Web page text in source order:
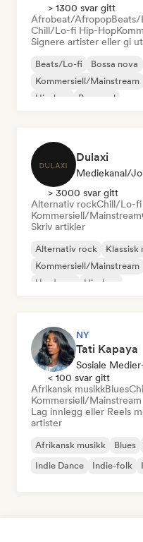
> 1300 svar gitt
Afrobeat/Afropop
Chill/Lo-fi Hip-Hop
Signere artister eller gi
Beats/Lo-fi Bossa nova
Kommersiell/Mainstream
Hip-hop
Pop-soul
Dulaxi
Mediekanal/
> 3000 svar gitt
Alternativ rockChill/Lo-fi
Kommersiell/Mainstream
Skriv artikler
Alternativ rock
Klassisk
Kommersiell/Mainstream
Hardcore
Hip-hop
NY
Tati Kapaya
Sosiale
< 100 svar gitt
Afrikansk musikkBlues
Kommersiell/Mainstream
Lag innlegg eller Reels
artister
Afrikansk musikk Blues
Indie Dance
Indie-folk